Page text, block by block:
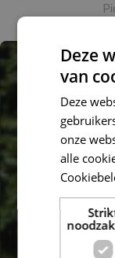
Deze
van
Deze
onze
alle